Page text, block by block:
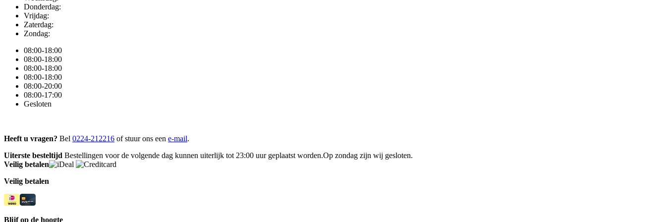
Donderdag:
Vrijdag:
Zaterdag:
Zondag:
08:00-18:00
08:00-18:00
08:00-18:00
08:00-18:00
08:00-20:00
08:00-17:00
Gesloten
Heeft u vragen? Bel 0224-212216 of stuur ons een e-mail.
Uiterste besteltijd Bestellingen voor de volgende dag kunnen uiterlijk tot 23:00 uur geplaatst worden.Op zondag zijn wij gesloten.
Veilig betalen
Veilig betalen
Blijf op de hoogte